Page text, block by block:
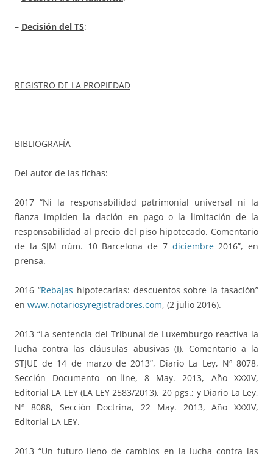
– Decisión del TS:
REGISTRO DE LA PROPIEDAD
BIBLIOGRAFÍA
Del autor de las fichas:
2017 “Ni la responsabilidad patrimonial universal ni la
fianza impiden la dación en pago o la limitación de la
responsabilidad al precio del piso hipotecado. Comentario
de la SJM núm. 10 Barcelona de 7 diciembre2016”, en
prensa.
2016 “Rebajas hipotecarias: descuentos sobre la tasación”
en www.notariosyregistradores.com, (2 julio 2016).
2013 “La sentencia del Tribunal de Luxemburgo reactiva la
lucha contra las cláusulas abusivas (I). Comentario a la
STJUE de 14 de marzo de 2013”, Diario La Ley, Nº 8078,
Sección Documento on-line, 8 May. 2013, Año XXXIV,
Editorial LA LEY (LA LEY 2583/2013), 20 pgs.; y Diario La Ley,
Nº 8088, Sección Doctrina, 22 May. 2013, Año XXXIV,
Editorial LA LEY.
2013 “Un futuro lleno de cambios en la lucha contra las